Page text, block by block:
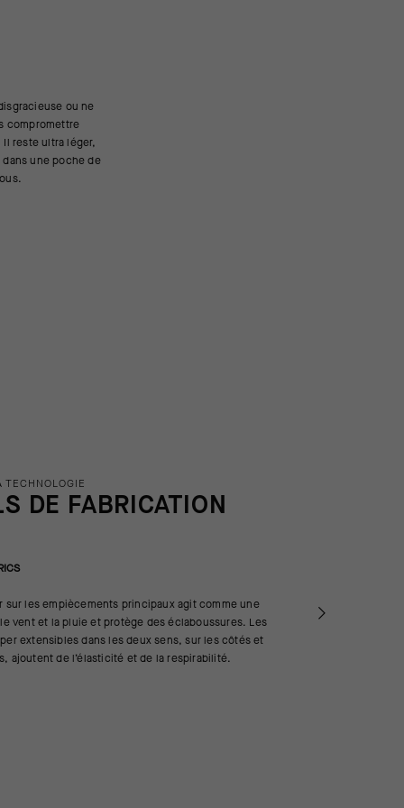
TECHNOLOGIE
DE FABRICATION
sur les empiècements principaux agit comme une
vent et la pluie et protège des éclaboussures. Les
extensibles dans les deux sens, sur les côtés et
ajoutent de l’élasticité et de la respirabilité.